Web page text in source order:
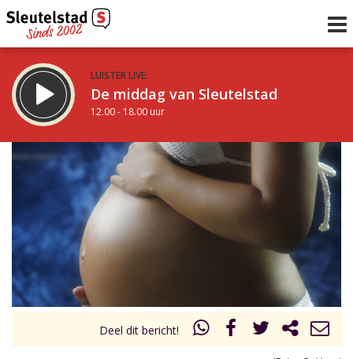
LUISTER LIVE:
De middag van Sleutelstad
12.00 - 18.00 uur
De vrijdagavond met Keanu
18.00 - 19.00 uur
uur 1 van 0 Volgend uur
Inklappen
Deel dit bericht!